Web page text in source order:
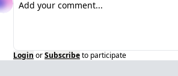
Login orSubscribeto participate